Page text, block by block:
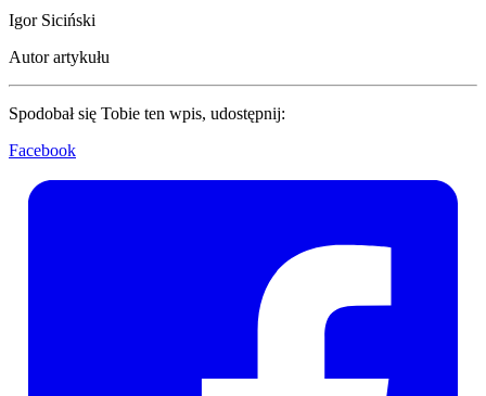
Igor Siciński
Autor artykułu
Spodobał się Tobie ten wpis, udostępnij:
Facebook